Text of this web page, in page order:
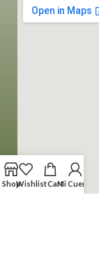
ShopWishlistCartMi Cuenta